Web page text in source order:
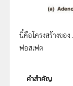
นี้คือโครงสร้างขอ
ฟอสเฟต
คำสำคัญ